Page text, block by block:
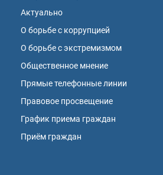
Актуально
О борьбе с коррупцией
О борьбе с экстремизмом
Общественное мнение
Прямые телефонные линии
Правовое просвещение
График приема граждан
Приём граждан